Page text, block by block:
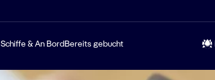
Schiffe & An Bord Bereits gebucht